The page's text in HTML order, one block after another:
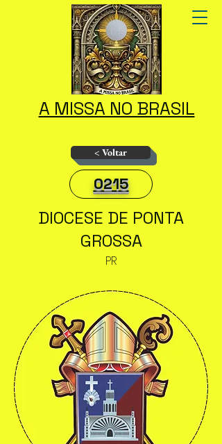
A MISSA NO BRASIL
< Voltar
0215
DIOCESE DE PONTA
GROSSA
PR